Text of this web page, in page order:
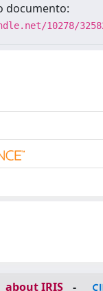
documento:
10278/
about IRIS -